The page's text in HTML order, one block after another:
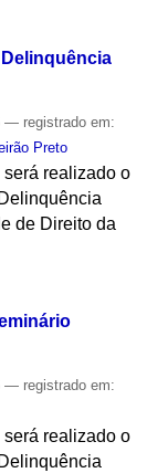
— registrado em:
Preto
será realizado o
de Direito da
— registrado em:
será realizado o